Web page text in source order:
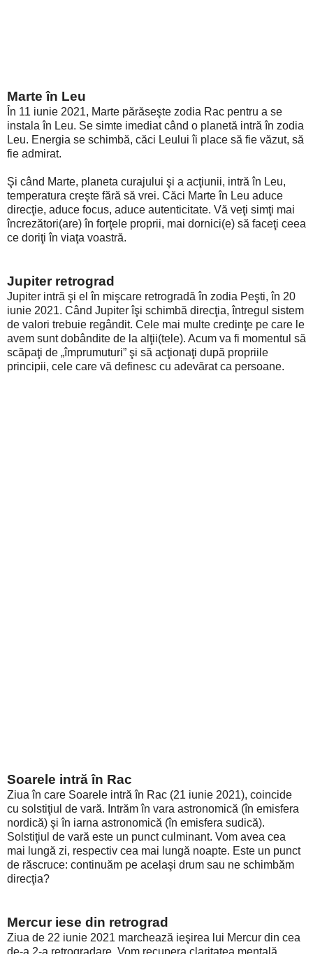
Marte în Leu
În 11 iunie 2021, Marte părăseşte zodia Rac pentru a se
instala în Leu. Se simte imediat când o planetă intră în zodia
Leu. Energia se schimbă, căci Leului îi place să fie văzut, să
fie admirat.
Şi când Marte, planeta curajului şi a acţiunii, intră în Leu,
temperatura creşte fără să vrei. Căci Marte în Leu aduce
direcţie, aduce focus, aduce autenticitate. Vă veţi simţi mai
încrezători(are) în forţele proprii, mai dornici(e) să faceţi ceea
ce doriţi în viaţa voastră.
Jupiter retrograd
Jupiter intră şi el în mişcare retrogradă în zodia Peşti, în 20
iunie 2021. Când Jupiter îşi schimbă direcţia, întregul sistem
de valori trebuie regândit. Cele mai multe credinţe pe care le
avem sunt dobândite de la alţii(tele). Acum va fi momentul să
scăpaţi de „împrumuturi” şi să acţionaţi după propriile
principii, cele care vă definesc cu adevărat ca persoane.
Soarele intră în Rac
Ziua în care Soarele intră în Rac (21 iunie 2021), coincide
cu solstiţiul de vară. Intrăm în vara astronomică (în emisfera
nordică) şi în iarna astronomică (în emisfera sudică).
Solstiţiul de vară este un punct culminant. Vom avea cea
mai lungă zi, respectiv cea mai lungă noapte. Este un punct
de răscruce: continuăm pe acelaşi drum sau ne schimbăm
direcţia?
Mercur iese din retrograd
Ziua de 22 iunie 2021 marchează ieşirea lui Mercur din cea